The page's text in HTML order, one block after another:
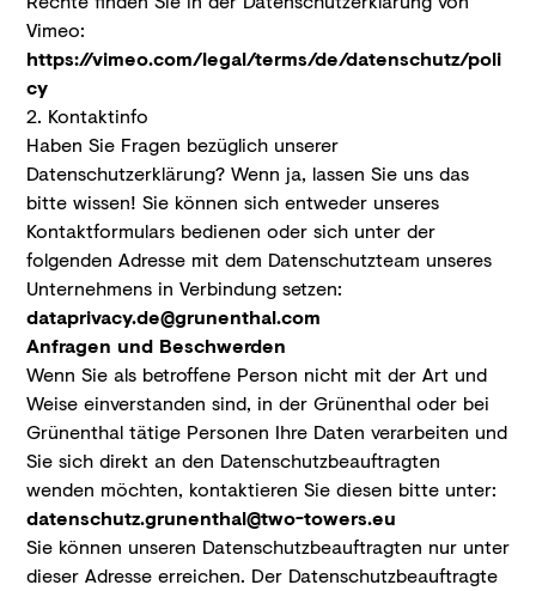
Vimeo:
https://vimeo.com/legal/terms/de/datenschutz/poli
cy
2. Kontaktinfo
Haben Sie Fragen bezüglich unserer
Datenschutzerklärung? Wenn ja, lassen Sie uns das
bitte wissen! Sie können sich entweder unseres
Kontaktformulars bedienen oder sich unter der
folgenden Adresse mit dem Datenschutzteam unseres
Unternehmens in Verbindung setzen:
dataprivacy.de@grunenthal.com
Anfragen und Beschwerden
Wenn Sie als betroffene Person nicht mit der Art und
Weise einverstanden sind, in der Grünenthal oder bei
Grünenthal tätige Personen Ihre Daten verarbeiten und
Sie sich direkt an den Datenschutzbeauftragten
wenden möchten, kontaktieren Sie diesen bitte unter:
datenschutz.grunenthal@two-towers.eu
Sie können unseren Datenschutzbeauftragten nur unter
dieser Adresse erreichen. Der Datenschutzbeauftragte